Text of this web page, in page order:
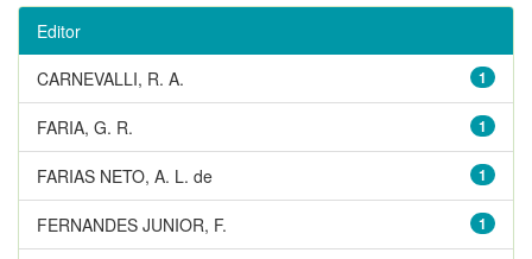
Editor
1
CARNEVALLI, R. A.
1
FARIA, G. R.
1
FARIAS NETO, A. L. de
1
FERNANDES JUNIOR, F.